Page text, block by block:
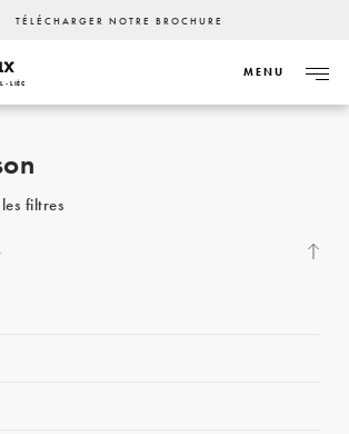
TÉLÉCHARGER NOTRE BROCHURE
- LIÈGE
MENU
filtres